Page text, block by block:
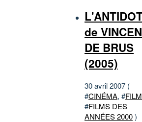
de
DE BRUS
(2005)
30 avril 2007 (
#CINÉMA, #
#FILMS DES
ANNÉES 2000)